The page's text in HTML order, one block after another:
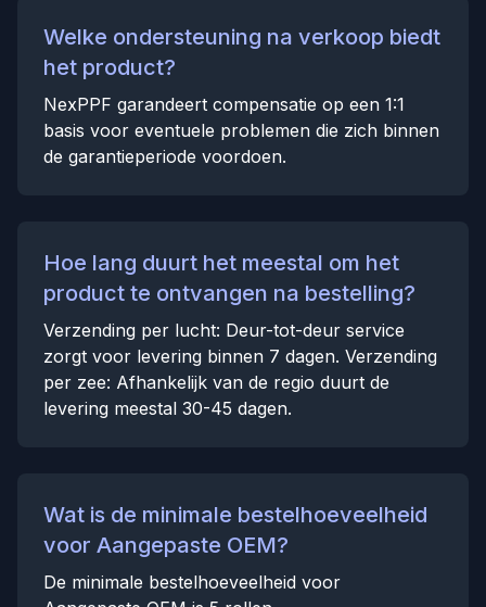
Welke ondersteuning na verkoop biedt
het product?
NexPPF garandeert compensatie op een 1:1
basis voor eventuele problemen die zich binnen
de garantieperiode voordoen.
Hoe lang duurt het meestal om het
product te ontvangen na bestelling?
Verzending per lucht: Deur-tot-deur service
zorgt voor levering binnen 7 dagen. Verzending
per zee: Afhankelijk van de regio duurt de
levering meestal 30-45 dagen.
Wat is de minimale bestelhoeveelheid
voor Aangepaste OEM?
De minimale bestelhoeveelheid voor